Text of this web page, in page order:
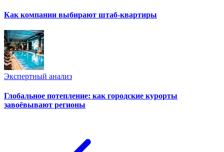
Как компании выбирают штаб-квартиры
Экспертный анализ
Глобальное потепление: как городские курорты
завоёвывают регионы